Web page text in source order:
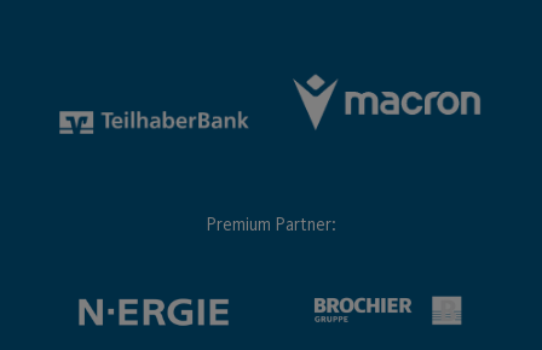
Premium Partner: